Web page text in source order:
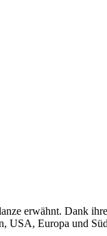
erwähnt. Dank
USA, Europa und